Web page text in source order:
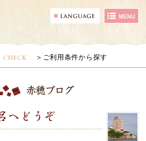
CHECK ご利用条件から探す
赤穂ブログ
へどうぞ